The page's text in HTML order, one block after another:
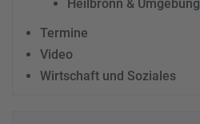
Heilbronn & Umgebung
Termine
Video
Wirtschaft und Soziales